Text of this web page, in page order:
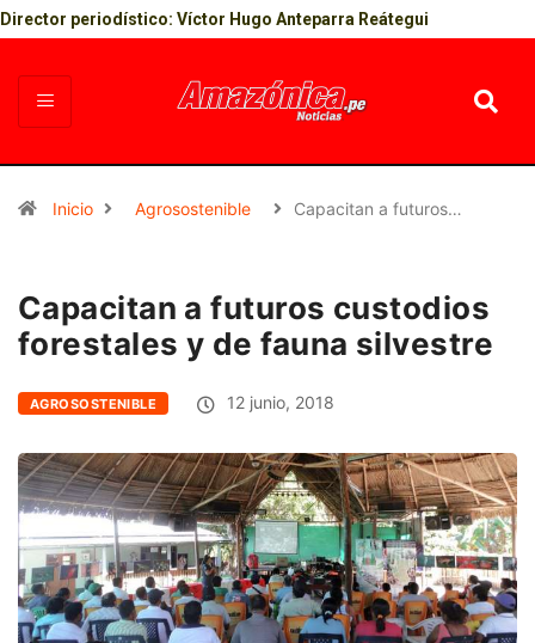
Director periodístico: Víctor Hugo Anteparra Reátegui
Inicio Agrosostenible Capacitan a futuros…
Capacitan a futuros custodios
forestales y de fauna silvestre
AGROSOSTENIBLE 12 junio, 2018